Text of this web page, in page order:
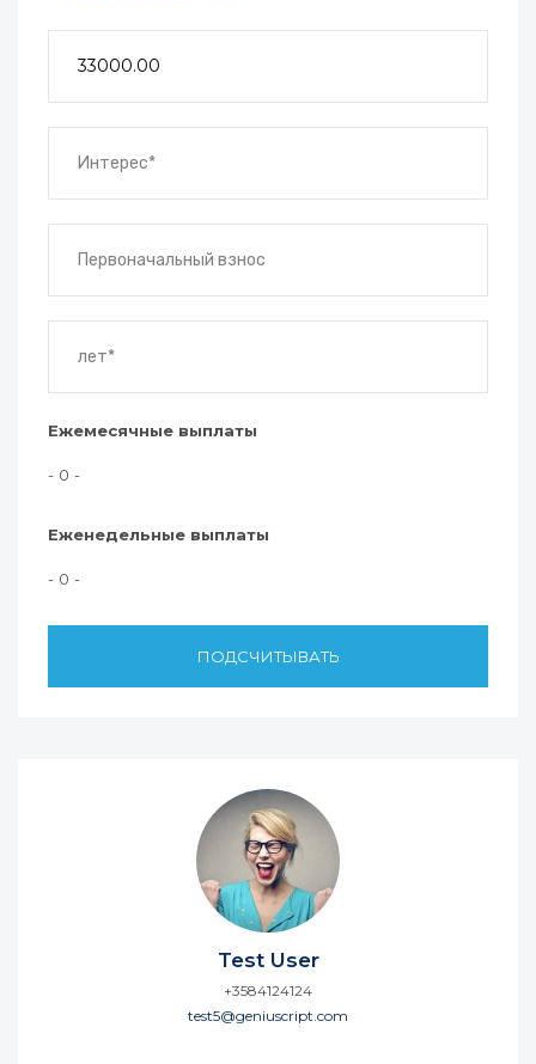
Ежемесячные выплаты
- 0 -
Еженедельные выплаты
- 0 -
ПОДСЧИТЫВАТЬ
Test User
+3584124124
test5@geniuscript.com